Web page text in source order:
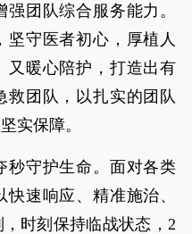
团队综合服务能力。
守医者初心，厚植人
又暖心陪护，打造出有
救团队，以扎实的团队
实保障。
秒守护生命。面对各类
速响应、精准施治、
时刻保持临战状态，2